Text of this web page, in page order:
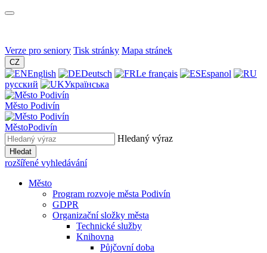
Verze pro seniory Tisk stránky Mapa stránek
CZ
English Deutsch Le français
Espanol
русский
Українська
Město Podivín
MěstoPodivín
Hledaný výraz
Hledat
rozšířené vyhledávání
Město
Program rozvoje města Podivín
GDPR
Organizační složky města
Technické služby
Knihovna
Půjčovní doba